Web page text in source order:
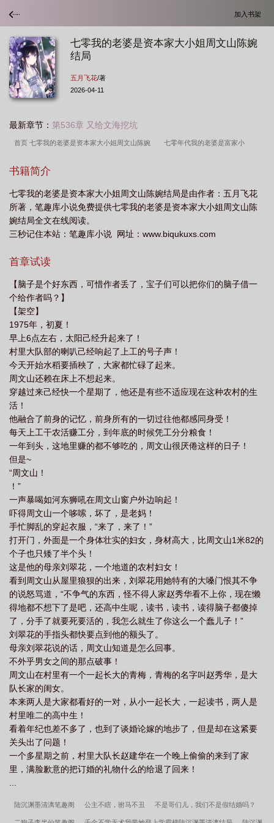
加入书架
七零我的老婆是资本家大小姐周文山陈婉
结局
五月飞花/著
2026-04-11
最新章节： 第536章 又给文海挖坑
首页 七零我的老婆是资本家大小姐周文山陈婉 七零年代我的老婆是富家小
我的老婆是知青盘搜搜
青 七零之我的老婆是知青 全文阅读
书籍简介
七零我的老婆是资本家大小姐周文山陈婉结局是由作者：五月飞花
所著，笔趣库小说免费提供七零我的老婆是资本家大小姐周文山陈
婉结局全文在线阅读。
三秒记住本站：笔趣库小说 网址：www.biqukuxs.com
首章试读
【脑子是个好东西，可惜作者丢了，宝子们可以把你们的脑子借一
个给作者吗？】
【架空】
1975年，初夏！
早上6点左右，太阳己经升起来了！
村里大队部的喇叭己经响起了上工的号子声！
今天开始水稻要插秧了，大家都忙碌了起来。
周文山还赖在床上不想起来。
穿越过来己经快一个星期了，他还是有些不适应现在这种农村的生
活！
他融合了前身的记忆，前身所有的一切过往他都感同身受！
每天上工干农活赚工分，到年底的时候凭工分分粮食！
一年到头，这地里赚的都不够吃的，周文山很厌倦这样的日子！
但是~
“周文山！
！”
一声暴喝如河东狮吼在周文山窗户外边响起！
吓得周文山一个哆嗦，坏了，是老妈！
手忙脚乱的穿起衣服，“来了，来了！”
打开门，外面是一个身体壮实的妇女，身材高大，比周文山1米82的
个子也只矮了半个头！
这是他的母亲刘翠花，一个地道的农村妇女！
看到周文山从屋里狼狈的出来，刘翠花用她特有的大嗓门恨其不争
的说怒骂道，“不争气的东西，怪不得人家赵秀华看不上你，现在懒
得地都不想下了是吧，还高中生呢，读书，读书，读得脑子都傻掉
了，分手了就要死要活的，我怎么就生了你这么一个蠢儿子！”
刘翠花的手指头都快要点到他的额头了。
母亲刘翠花说的话，周文山知道是怎么回事。
不外乎男女之间的那点破事！
周文山在村里有一个一起长大的青梅，青梅的名字叫赵秀华，是大
队长家的闺女。
本来两人是大家都看好的一对，从小一起长大，一起读书，两人是
村里唯二的高中生！
看着年纪也差不多了，也到了谈婚论嫁的地步了，但是却在这紧要
关头出了问题！
一个多星期之前，村里大队长赵建华在一个晚上偷偷的来到了家
里，满脸歉意的把订婚的礼物什么的给退了回来！
陆沉渊墨清漓笔趣阁 公主不瞎，驸马不丑 不是哥们儿，我们不是假结婚吗？